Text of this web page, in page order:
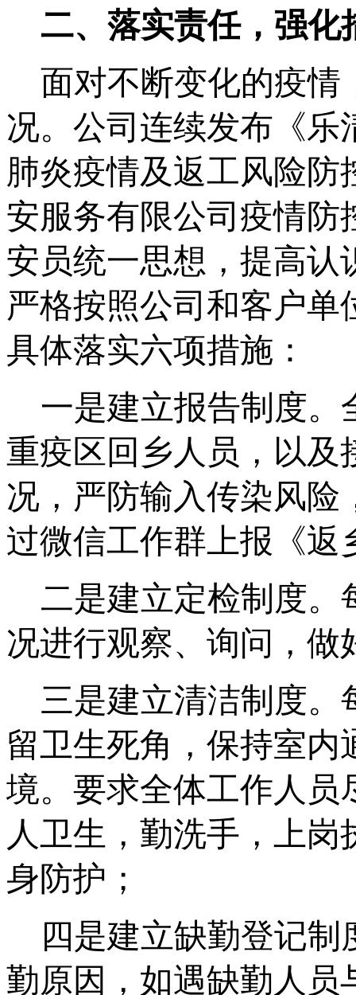
二、落实责任，强化
面对不断变化的疫情
况。公司连续发布《乐
肺炎疫情及返工风险
安服务有限公司疫情防
安员统一思想，提高认
严格按照公司和客户
具体落实六项措施：
一是建立报告制度。
重疫区回乡人员，以及
况，严防输入传染风险
过微信工作群上报《返
二是建立定检制度。
况进行观察、询问，做
三是建立清洁制度
留卫生死角，保持室
境。要求全体工作人员
人卫生，勤洗手，上
身防护；
四是建立缺勤登记
勤原因，如遇缺勤人员